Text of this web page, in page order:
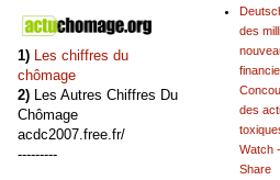
des
des
Watch
Share
1) Les chiffres du
chômage
2) Les Autres Chiffres Du
Chômage
acdc2007.free.fr/
---------